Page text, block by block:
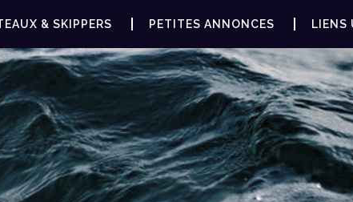
& SKIPPERS PETITES ANNONCES LIENS